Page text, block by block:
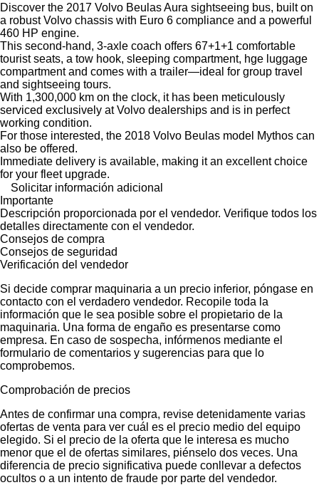
Discover the 2017 Volvo Beulas Aura sightseeing bus, built on
a robust Volvo chassis with Euro 6 compliance and a powerful
460 HP engine.
This second-hand, 3-axle coach offers 67+1+1 comfortable
tourist seats, a tow hook, sleeping compartment, hge luggage
compartment and comes with a trailer—ideal for group travel
and sightseeing tours.
With 1,300,000 km on the clock, it has been meticulously
serviced exclusively at Volvo dealerships and is in perfect
working condition.
For those interested, the 2018 Volvo Beulas model Mythos can
also be offered.
Immediate delivery is available, making it an excellent choice
for your fleet upgrade.
Solicitar información adicional
Importante
Descripción proporcionada por el vendedor. Verifique todos los
detalles directamente con el vendedor.
Consejos de compra
Consejos de seguridad
Verificación del vendedor
Si decide comprar maquinaria a un precio inferior, póngase en
contacto con el verdadero vendedor. Recopile toda la
información que le sea posible sobre el propietario de la
maquinaria. Una forma de engaño es presentarse como
empresa. En caso de sospecha, infórmenos mediante el
formulario de comentarios y sugerencias para que lo
comprobemos.
Comprobación de precios
Antes de confirmar una compra, revise detenidamente varias
ofertas de venta para ver cuál es el precio medio del equipo
elegido. Si el precio de la oferta que le interesa es mucho
menor que el de ofertas similares, piénselo dos veces. Una
diferencia de precio significativa puede conllevar a defectos
ocultos o a un intento de fraude por parte del vendedor.